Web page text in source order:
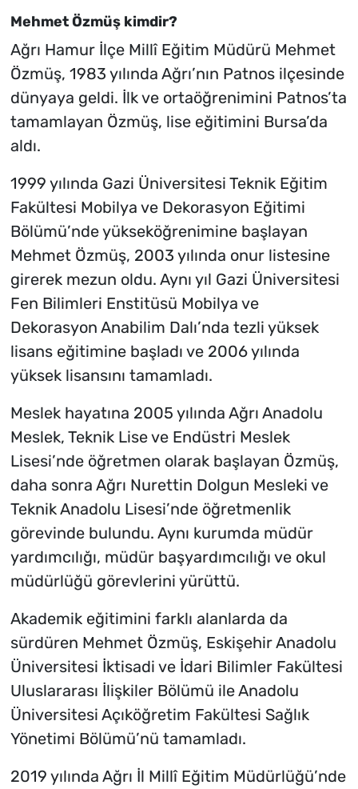
Mehmet Özmüş kimdir?
Ağrı Hamur İlçe Millî Eğitim Müdürü Mehmet
Özmüş, 1983 yılında Ağrı’nın Patnos ilçesinde
dünyaya geldi. İlk ve ortaöğrenimini Patnos’ta
tamamlayan Özmüş, lise eğitimini Bursa’da
aldı.
1999 yılında Gazi Üniversitesi Teknik Eğitim
Fakültesi Mobilya ve Dekorasyon Eğitimi
Bölümü’nde yükseköğrenimine başlayan
Mehmet Özmüş, 2003 yılında onur listesine
girerek mezun oldu. Aynı yıl Gazi Üniversitesi
Fen Bilimleri Enstitüsü Mobilya ve
Dekorasyon Anabilim Dalı’nda tezli yüksek
lisans eğitimine başladı ve 2006 yılında
yüksek lisansını tamamladı.
Meslek hayatına 2005 yılında Ağrı Anadolu
Meslek, Teknik Lise ve Endüstri Meslek
Lisesi’nde öğretmen olarak başlayan Özmüş,
daha sonra Ağrı Nurettin Dolgun Mesleki ve
Teknik Anadolu Lisesi’nde öğretmenlik
görevinde bulundu. Aynı kurumda müdür
yardımcılığı, müdür başyardımcılığı ve okul
müdürlüğü görevlerini yürüttü.
Akademik eğitimini farklı alanlarda da
sürdüren Mehmet Özmüş, Eskişehir Anadolu
Üniversitesi İktisadi ve İdari Bilimler Fakültesi
Uluslararası İlişkiler Bölümü ile Anadolu
Üniversitesi Açıköğretim Fakültesi Sağlık
Yönetimi Bölümü’nü tamamladı.
2019 yılında Ağrı İl Millî Eğitim Müdürlüğü’nde